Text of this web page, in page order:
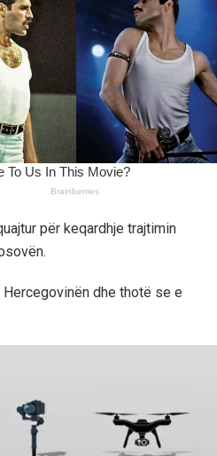
për keqardhje trajtimin
dhe thotë se e